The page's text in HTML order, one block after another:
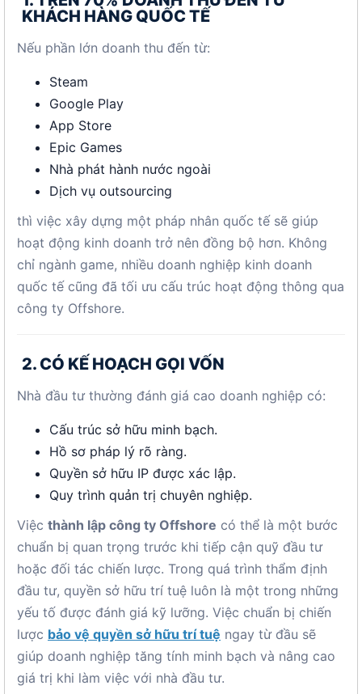
KHÁCH HÀNG QUỐC TẾ
Nếu phần lớn doanh thu đến từ:
Steam
Google Play
App Store
Epic Games
Nhà phát hành nước ngoài
Dịch vụ outsourcing
thì việc xây dựng một pháp nhân quốc tế sẽ giúp
hoạt động kinh doanh trở nên đồng bộ hơn. Không
chỉ ngành game, nhiều doanh nghiệp kinh doanh
quốc tế cũng đã tối ưu cấu trúc hoạt động thông qua
công ty Offshore.
2. CÓ KẾ HOẠCH GỌI VỐN
Nhà đầu tư thường đánh giá cao doanh nghiệp có:
Cấu trúc sở hữu minh bạch.
Hồ sơ pháp lý rõ ràng.
Quyền sở hữu IP được xác lập.
Quy trình quản trị chuyên nghiệp.
Việc thành lập công ty Offshore có thể là một bước
chuẩn bị quan trọng trước khi tiếp cận quỹ đầu tư
hoặc đối tác chiến lược. Trong quá trình thẩm định
đầu tư, quyền sở hữu trí tuệ luôn là một trong những
yếu tố được đánh giá kỹ lưỡng. Việc chuẩn bị chiến
lược bảo vệ quyền sở hữu trí tuệ ngay từ đầu sẽ
giúp doanh nghiệp tăng tính minh bạch và nâng cao
giá trị khi làm việc với nhà đầu tư.